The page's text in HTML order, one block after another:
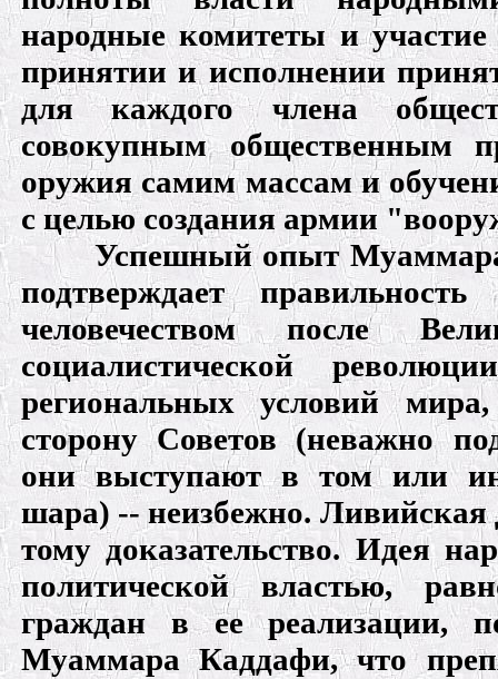
народные комитеты и
принятии и исполнении
для каждого члена
совокупным общественным
оружия самим массам и
с целью создания армии
Успешный опыт
подтверждает
человечеством после
социалистической
региональных условий
сторону Советов (неважно
они выступают в том или
шара) -- неизбежно.
тому доказательство. Идея
политической властью,
граждан в ее реализации,
Муаммара Каддафи, что